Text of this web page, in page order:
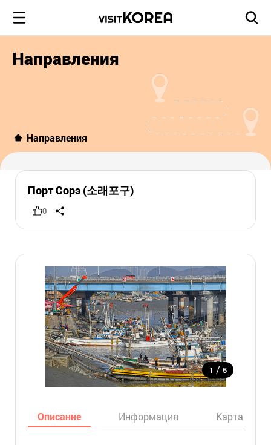
Направления
Направления
Порт Сорэ (소래포구)
0
1 / 5
Описание Информация Карта